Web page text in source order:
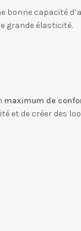
capacité
grande élasticité.
maximum de
et de créer des